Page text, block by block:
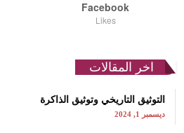
Facebook
Likes
اخر المقالات
التوثيق التاريخي وتوثيق الذاكرة
ديسمبر 1, 2024